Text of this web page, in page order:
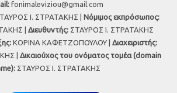
fonimaleviziou@gmail.com
Ι. ΣΤΡΑΤΑΚΗΣ | Νόμιμος εκπρόσωπος:
| Διευθυντής:ΣΤΑΥΡΟΣ Ι. ΣΤΡΑΤΑΚΗΣ
ΚΟΡΙΝΑ ΚΑΦΕΤΖΟΠΟΥΛΟΥ | Διαχειριστής:
| Δικαιούχος του ονόματος τομέα (domain
ΣΤΑΥΡΟΣ Ι. ΣΤΡΑΤΑΚΗΣ